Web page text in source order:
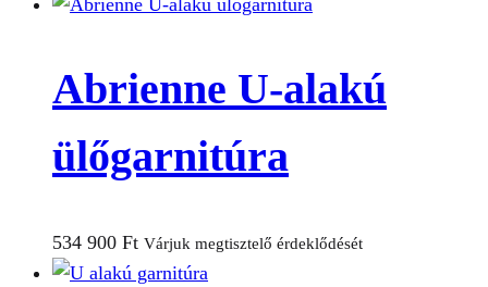
Abrienne U-alakú
ülőgarnitúra
534 900 Ft Várjuk megtisztelő érdeklődését